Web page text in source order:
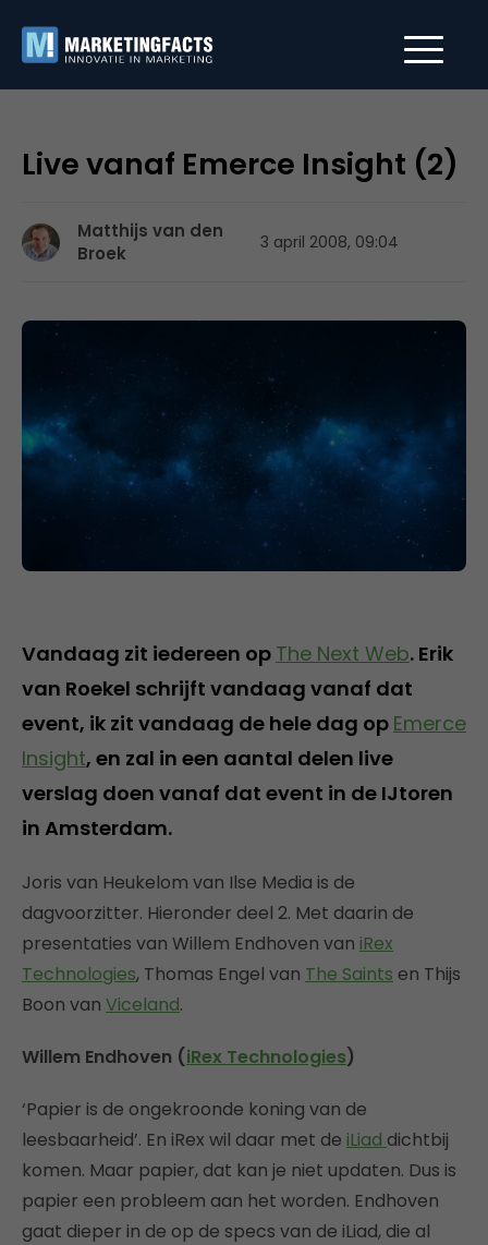
Live vanaf Emerce Insight (2)
Matthijs van den
Broek
3 april 2008, 09:04
Vandaag zit iedereen op The Next Web. Erik
van Roekel schrijft vandaag vanaf dat
event, ik zit vandaag de hele dag op Emerce
Insight, en zal in een aantal delen live
verslag doen vanaf dat event in de IJtoren
in Amsterdam.
Joris van Heukelom van Ilse Media is de
dagvoorzitter. Hieronder deel 2. Met daarin de
presentaties van Willem Endhoven van iRex
Technologies, Thomas Engel van The Saints en Thijs
Boon van Viceland.
Willem Endhoven (iRex Technologies)
‘Papier is de ongekroonde koning van de
leesbaarheid’. En iRex wil daar met de iLiad dichtbij
komen. Maar papier, dat kan je niet updaten. Dus is
papier een probleem aan het worden. Endhoven
gaat dieper in de op de specs van de iLiad, die al